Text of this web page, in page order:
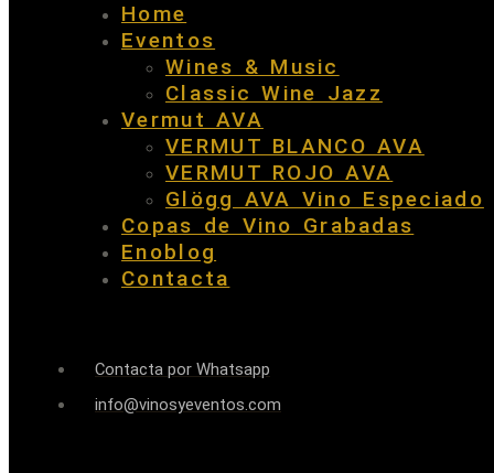
Home
Eventos
Wines & Music
Classic Wine Jazz
Vermut AVA
VERMUT BLANCO AVA
VERMUT ROJO AVA
Glögg AVA Vino Especiado
Copas de Vino Grabadas
Enoblog
Contacta
Contacta por Whatsapp
info@vinosyeventos.com